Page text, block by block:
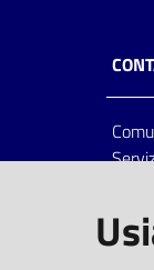
Italia